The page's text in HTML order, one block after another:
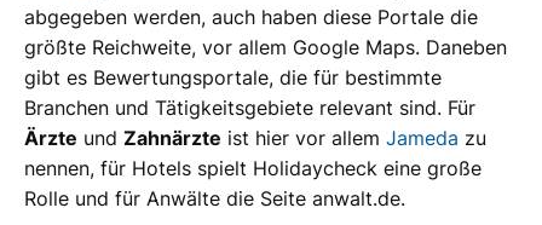
abgegeben werden, auch haben diese Portale die
größte Reichweite, vor allem Google Maps. Daneben
gibt es Bewertungsportale, die für bestimmte
Branchen und Tätigkeitsgebiete relevant sind. Für
Ärzte und Zahnärzte ist hier vor allem Jameda zu
nennen, für Hotels spielt Holidaycheck eine große
Rolle und für Anwälte die Seite anwalt.de.